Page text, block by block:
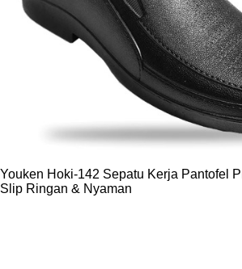
memadai untuk mengoptimalkan
mudah dipahami oleh para lansia,
dalam bentuk power point (PPT) yang
Youken Hoki-142 Sepatu Kerja Pantofel
Slip Ringan & Nyaman